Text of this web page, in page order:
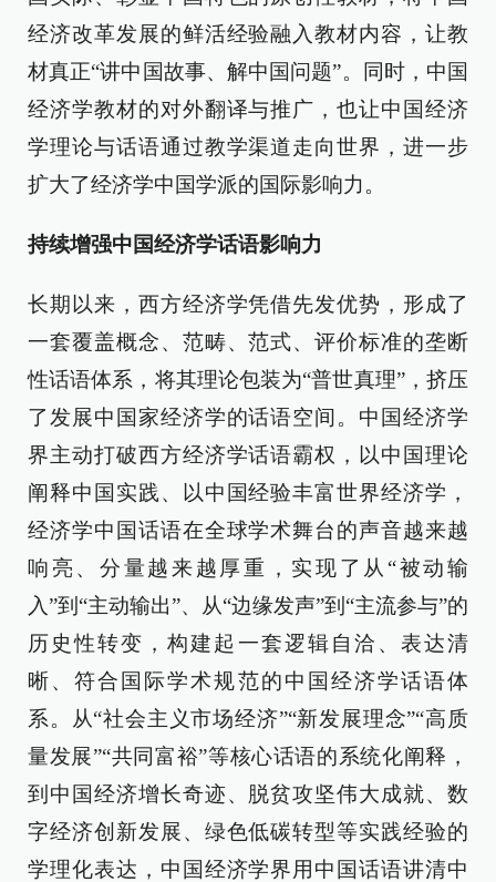
经济改革发展的鲜活经验融入教材内容，让教
材真正“讲中国故事、解中国问题”。同时，中国
经济学教材的对外翻译与推广，也让中国经济
学理论与话语通过教学渠道走向世界，进一步
扩大了经济学中国学派的国际影响力。
持续增强中国经济学话语影响力
长期以来，西方经济学凭借先发优势，形成了
一套覆盖概念、范畴、范式、评价标准的垄断
性话语体系，将其理论包装为“普世真理”，挤压
了发展中国家经济学的话语空间。中国经济学
界主动打破西方经济学话语霸权，以中国理论
阐释中国实践、以中国经验丰富世界经济学，
经济学中国话语在全球学术舞台的声音越来越
响亮、分量越来越厚重，实现了从“被动输
入”到“主动输出”、从“边缘发声”到“主流参与”的
历史性转变，构建起一套逻辑自洽、表达清
晰、符合国际学术规范的中国经济学话语体
系。从“社会主义市场经济”“新发展理念”“高质
量发展”“共同富裕”等核心话语的系统化阐释，
到中国经济增长奇迹、脱贫攻坚伟大成就、数
字经济创新发展、绿色低碳转型等实践经验的
学理化表达，中国经济学界用中国话语讲清中